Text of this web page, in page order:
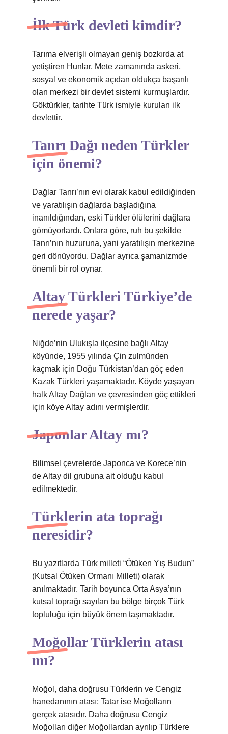
İlk Türk devleti kimdir?
Tarıma elverişli olmayan geniş bozkırda at
yetiştiren Hunlar, Mete zamanında askeri,
sosyal ve ekonomik açıdan oldukça başarılı
olan merkezi bir devlet sistemi kurmuşlardır.
Göktürkler, tarihte Türk ismiyle kurulan ilk
devlettir.
Tanrı Dağı neden Türkler
için önemi?
Dağlar Tanrı’nın evi olarak kabul edildiğinden
ve yaratılışın dağlarda başladığına
inanıldığından, eski Türkler ölülerini dağlara
gömüyorlardı. Onlara göre, ruh bu şekilde
Tanrı’nın huzuruna, yani yaratılışın merkezine
geri dönüyordu. Dağlar ayrıca şamanizmde
önemli bir rol oynar.
Altay Türkleri Türkiye’de
nerede yaşar?
Niğde’nin Ulukışla ilçesine bağlı Altay
köyünde, 1955 yılında Çin zulmünden
kaçmak için Doğu Türkistan’dan göç eden
Kazak Türkleri yaşamaktadır. Köyde yaşayan
halk Altay Dağları ve çevresinden göç ettikleri
için köye Altay adını vermişlerdir.
Japonlar Altay mı?
Bilimsel çevrelerde Japonca ve Korece’nin
de Altay dil grubuna ait olduğu kabul
edilmektedir.
Türklerin ata toprağı
neresidir?
Bu yazıtlarda Türk milleti “Ötüken Yış Budun”
(Kutsal Ötüken Ormanı Milleti) olarak
anılmaktadır. Tarih boyunca Orta Asya’nın
kutsal toprağı sayılan bu bölge birçok Türk
topluluğu için büyük önem taşımaktadır.
Moğollar Türklerin atası
mı?
Moğol, daha doğrusu Türklerin ve Cengiz
hanedanının atası; Tatar ise Moğolların
gerçek atasıdır. Daha doğrusu Cengiz
Moğolları diğer Moğollardan ayrılıp Türklere